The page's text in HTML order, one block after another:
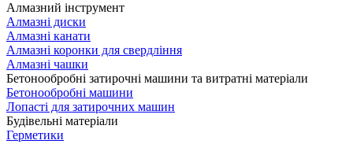
Алмазний інструмент
Алмазні диски
Алмазні канати
Алмазні коронки для свердління
Алмазні чашки
Бетонообробні затирочні машини та витратні матеріали
Бетонообробні машини
Лопасті для затирочних машин
Будівельні матеріали
Герметики